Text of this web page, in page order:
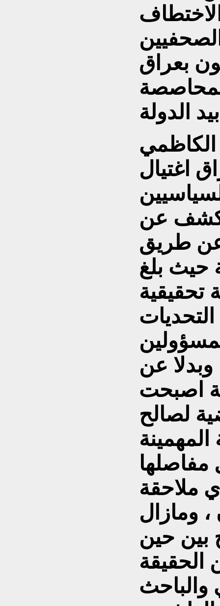
بعراق
اغتيال
عن
عن طريق
حيث بلغ
من 35 لجنة تحقيقية
عن
اصبحت
لصالح
المهمينة
مفاصلها
ملاحقة
ومازال
حين
والباحث